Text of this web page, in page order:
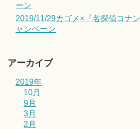
ーン
2019/11/29カゴメ×『名探偵コナ
ャンペーン
アーカイブ
2019年
10月
9月
3月
2月